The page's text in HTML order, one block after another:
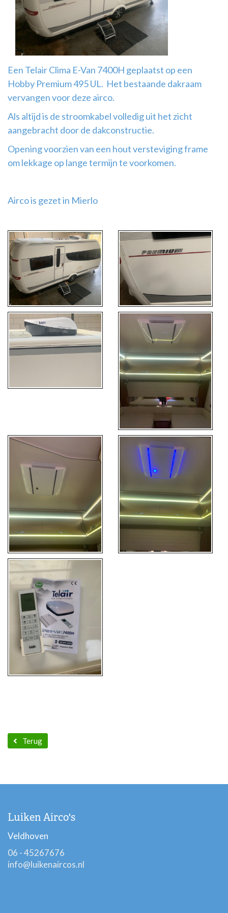
Airco
montage
Een Telair Clima E-Van 7400H geplaatst op een
Hobby Premium 495 UL. Het bestaande dakraam
vervangen voor deze airco.
Als altijd is de stroomkabel volledig uit het zicht
aangebracht door de dakconstructie.
Opening voorzien van een hout versteviging frame
om lekkage op lange termijn te voorkomen.
Airco is gezet in Mierlo
Terug
Luiken Airco's
Veldhoven
06 - 45267676
info@luikenaircos.nl